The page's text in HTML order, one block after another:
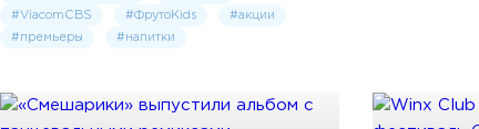
#ViacomCBS
#ФрутоKids
#акции
#премьеры
#напитки